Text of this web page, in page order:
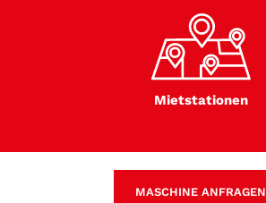
Mietstationen
MASCHINE ANFRAGEN